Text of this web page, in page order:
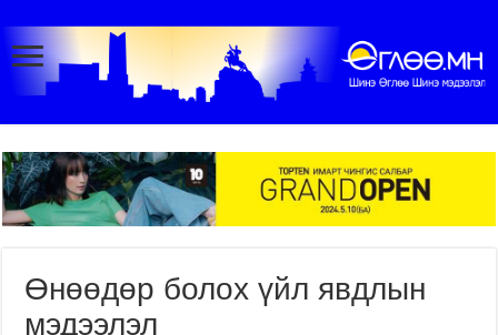
Өнөөдөр болох үйл явдлын
мэдээлэл